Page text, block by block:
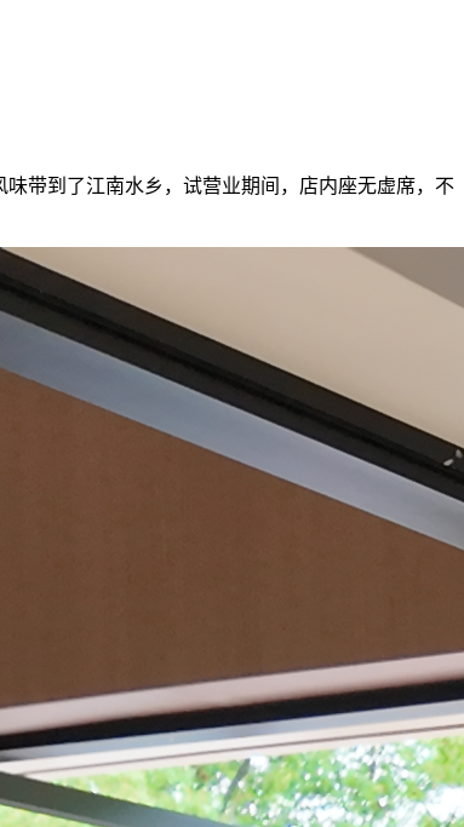
带到了江南水乡，试营业期间，店内座无虚席，不